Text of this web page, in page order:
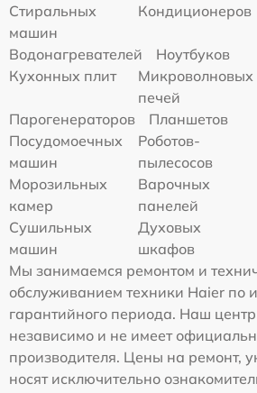
Стиральных
машин
Кондиционеров
Водонагревателей
Ноутбуков
Кухонных плит
Микроволновых
печей
Парогенераторов
Планшетов
Посудомоечных
машин
Роботов-
пылесосов
Морозильных
камер
Варочных
панелей
Сушильных
машин
Духовых
шкафов
Мы занимаемся ремонтом и
обслуживанием техники Haier по
гарантийного периода. Наш
независимо и не имеет
производителя. Цены на ремонт,
носят исключительно